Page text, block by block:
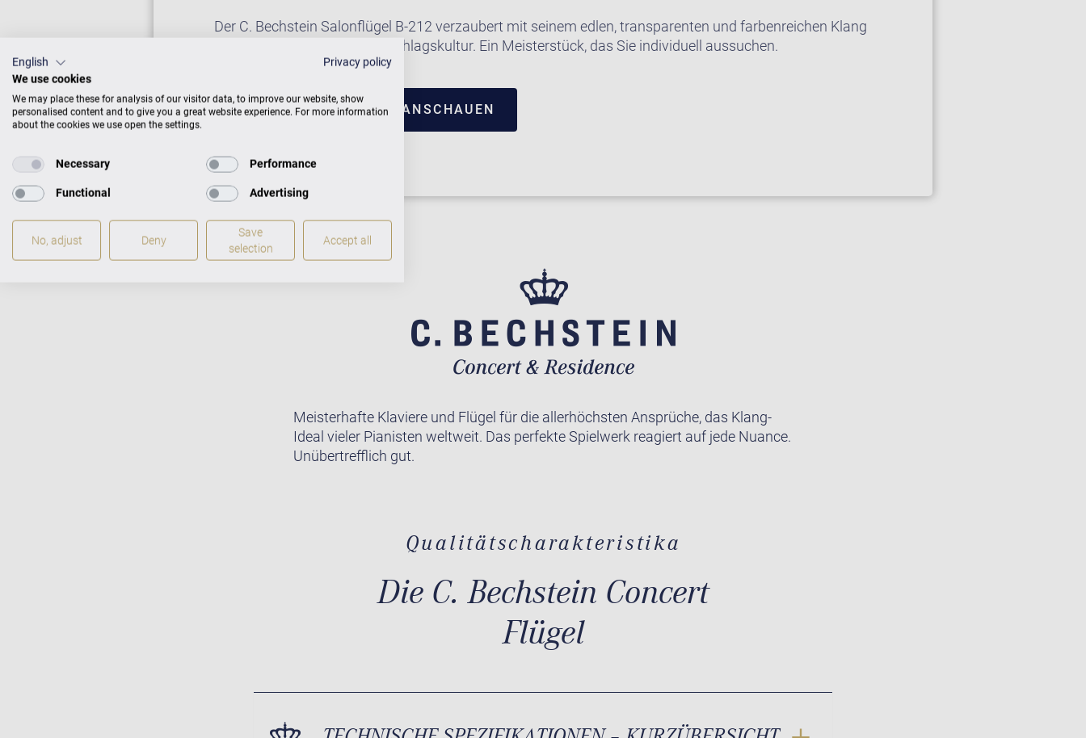
Der C. Bechstein Salonflügel B-212 verzaubert mit seinem edlen, transparenten und farbenreichen Klang
und seiner wundervollen Anschlagskultur. Ein Meisterstück, das Sie individuell aussuchen.
FLÜGEL IM CENTRUM ANSCHAUEN
Meisterhafte Klaviere und Flügel für die allerhöchsten Ansprüche, das Klang-
Ideal vieler Pianisten weltweit. Das perfekte Spielwerk reagiert auf jede Nuance.
Unübertrefflich gut.
Qualitätscharakteristika
Die C. Bechstein Concert
Flügel
English
Privacy policy
We use cookies
We may place these for analysis of our visitor data, to improve our website, show
personalised content and to give you a great website experience. For more information
about the cookies we use open the settings.
Necessary Performance
Functional Advertising
No, adjust Deny
Save
selection
Accept all